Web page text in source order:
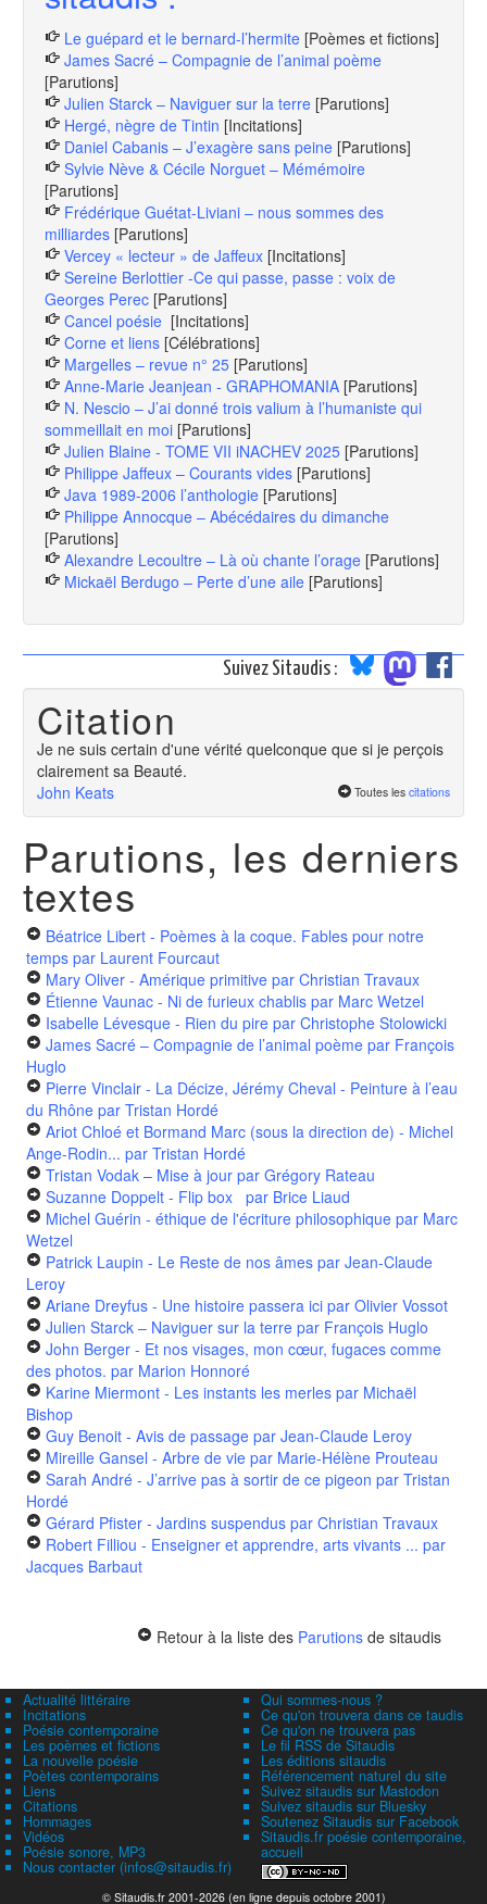
Le guépard et le bernard-l’hermite [Poèmes et fictions]
James Sacré – Compagnie de l’animal poème
[Parutions]
Julien Starck – Naviguer sur la terre [Parutions]
Hergé, nègre de Tintin [Incitations]
Daniel Cabanis – J’exagère sans peine [Parutions]
Sylvie Nève & Cécile Norguet – Mémémoire
[Parutions]
Frédérique Guétat-Liviani – nous sommes des
milliardes [Parutions]
Vercey « lecteur » de Jaffeux [Incitations]
Sereine Berlottier -Ce qui passe, passe : voix de
Georges Perec [Parutions]
Cancel poésie [Incitations]
Corne et liens [Célébrations]
Margelles – revue n° 25 [Parutions]
Anne-Marie Jeanjean - GRAPHOMANIA [Parutions]
N. Nescio – J’ai donné trois valium à l’humaniste qui
sommeillait en moi [Parutions]
Julien Blaine - TOME VII iNACHEV 2025 [Parutions]
Philippe Jaffeux – Courants vides [Parutions]
Java 1989-2006 l’anthologie [Parutions]
Philippe Annocque – Abécédaires du dimanche
[Parutions]
Alexandre Lecoultre – Là où chante l’orage [Parutions]
Mickaël Berdugo – Perte d’une aile [Parutions]
Suivez Sitaudis :
Citation
Je ne suis certain d'une vérité quelconque que si je perçois
clairement sa Beauté.
John Keats
Toutes les citations
Parutions, les derniers
textes
Béatrice Libert - Poèmes à la coque. Fables pour notre
temps par Laurent Fourcaut
Mary Oliver - Amérique primitive par Christian Travaux
Étienne Vaunac - Ni de furieux chablis par Marc Wetzel
Isabelle Lévesque - Rien du pire par Christophe Stolowicki
James Sacré – Compagnie de l’animal poème par François
Huglo
Pierre Vinclair - La Décize, Jérémy Cheval - Peinture à l’eau
du Rhône par Tristan Hordé
Ariot Chloé et Bormand Marc (sous la direction de) - Michel
Ange-Rodin... par Tristan Hordé
Tristan Vodak – Mise à jour par Grégory Rateau
Suzanne Doppelt - Flip box par Brice Liaud
Michel Guérin - éthique de l'écriture philosophique par Marc
Wetzel
Patrick Laupin - Le Reste de nos âmes par Jean-Claude
Leroy
Ariane Dreyfus - Une histoire passera ici par Olivier Vossot
Julien Starck – Naviguer sur la terre par François Huglo
John Berger - Et nos visages, mon cœur, fugaces comme
des photos. par Marion Honnoré
Karine Miermont - Les instants les merles par Michaël
Bishop
Guy Benoit - Avis de passage par Jean-Claude Leroy
Mireille Gansel - Arbre de vie par Marie-Hélène Prouteau
Sarah André - J’arrive pas à sortir de ce pigeon par Tristan
Hordé
Gérard Pfister - Jardins suspendus par Christian Travaux
Robert Filliou - Enseigner et apprendre, arts vivants ... par
Jacques Barbaut
Retour à la liste des Parutions de sitaudis
Actualité littéraire
Incitations
Poésie contemporaine
Les poèmes et fictions
La nouvelle poésie
Poètes contemporains
Liens
Citations
Hommages
Vidéos
Poésie sonore, MP3
Nous contacter (infos@sitaudis.fr)
Qui sommes-nous ?
Ce qu'on trouvera dans ce taudis
Ce qu'on ne trouvera pas
Le fil RSS de Sitaudis
Les éditions sitaudis
Référencement naturel du site
Suivez sitaudis sur Mastodon
Suivez sitaudis sur Bluesky
Soutenez Sitaudis sur Facebook
Sitaudis.fr poésie contemporaine,
accueil
© Sitaudis.fr 2001-2026 (en ligne depuis octobre 2001)